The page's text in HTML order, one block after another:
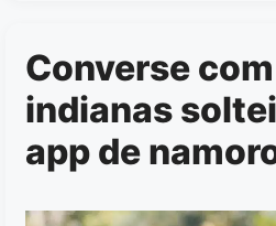
Converse
indianas
app de